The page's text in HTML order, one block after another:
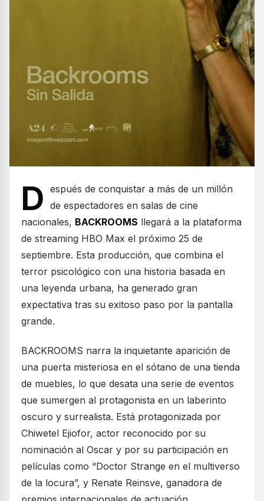
D espués de conquistar a más de un millón
de espectadores en salas de cine
nacionales, BACKROOMS llegará a la plataforma
de streaming HBO Max el próximo 25 de
septiembre. Esta producción, que combina el
terror psicológico con una historia basada en
una leyenda urbana, ha generado gran
expectativa tras su exitoso paso por la pantalla
grande.
BACKROOMS narra la inquietante aparición de
una puerta misteriosa en el sótano de una tienda
de muebles, lo que desata una serie de eventos
que sumergen al protagonista en un laberinto
oscuro y surrealista. Está protagonizada por
Chiwetel Ejiofor, actor reconocido por su
nominación al Oscar y por su participación en
películas como “Doctor Strange en el multiverso
de la locura”, y Renate Reinsve, ganadora de